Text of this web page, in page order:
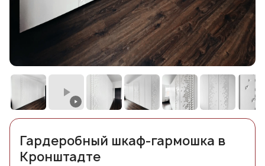
Гардеробный шкаф-гармошка в
Кронштадте